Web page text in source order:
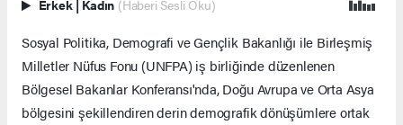
Erkek | Kadın (Haberi Sesli Oku)
Sosyal Politika, Demografi ve Gençlik Bakanlığı ile Birleşmiş
Milletler Nüfus Fonu (UNFPA) iş birliğinde düzenlenen
Bölgesel Bakanlar Konferansı'nda, Doğu Avrupa ve Orta Asya
bölgesini şekillendiren derin demografik dönüşümlere ortak